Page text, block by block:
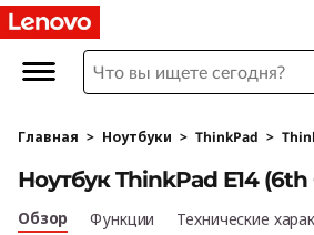
Главная > Ноутбуки > ThinkPad >
Ноутбук ThinkPad E14 (6th
Обзор Функции Технические